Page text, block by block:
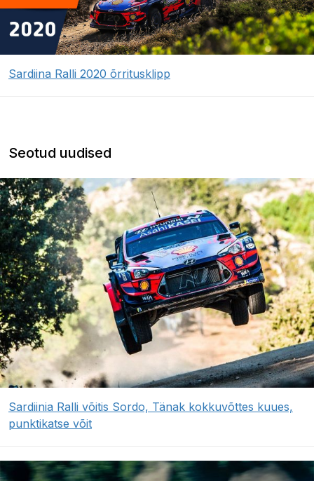
Sardiina Ralli 2020 õrritusklipp
Seotud uudised
Sardiinia Ralli võitis Sordo, Tänak kokkuvõttes kuues,
punktikatse võit